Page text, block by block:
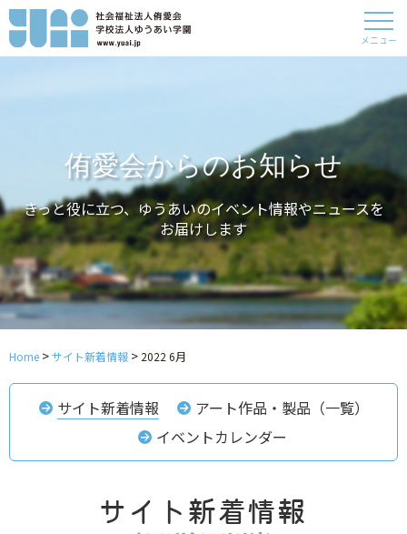
メニュー
侑愛会からのお知らせ
きっと役に立つ、ゆうあいのイベント情報やニュースを
お届けします
Home >サイト新着情報 > 2022 6月
サイト新着情報
アート作品・製品（一覧）
イベントカレンダー